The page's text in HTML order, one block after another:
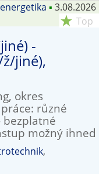
▪ 3.08.2026
star_rate Top
-
jiné),
okres
různé
bezplatné
možný ihned
,